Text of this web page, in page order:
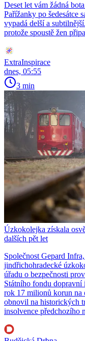
Deset let vám žádná
Pařížanky po šedesátce
vypadá delší a
protože spoustě žen
ExtraInspirace
dnes, 05:55
3 min
Úzkokolejka získala
dalších pět let
Společnost Gepard
jindřichohradecké
úřadu o bezpečnosti
Státního fondu
rok 17 milionů korun na
obnovil na historických
insolvence předchozího